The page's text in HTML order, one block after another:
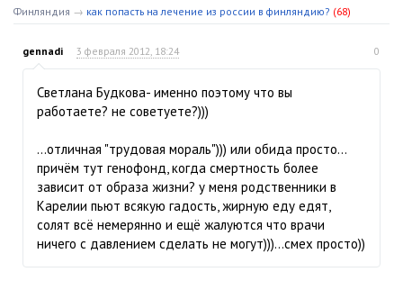
Финляндия → как попасть на лечение из россии в финляндию? (68)
gennadi 3 февраля 2012, 18:24 0
Светлана Будкова- именно поэтому что вы
работаете? не советуете?)))
...отличная "трудовая мораль"))) или обида просто...
причём тут генофонд, когда смертность более
зависит от образа жизни? у меня родственники в
Карелии пьют всякую гадость, жирную еду едят,
солят всё немерянно и ещё жалуются что врачи
ничего с давлением сделать не могут)))...смех просто))